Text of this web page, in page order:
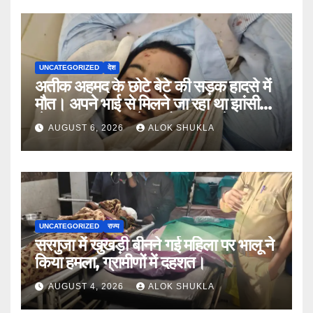
UNCATEGORIZED देश
अतीक अहमद के छोटे बेटे की सड़क हादसे में
मौत। अपने भाई से मिलने जा रहा था झांसी
जेल (सूत्र)। कार में 5 लोग सवार थे।
AUGUST 6, 2026 ALOK SHUKLA
UNCATEGORIZED राज्य
सरगुजा में खुखड़ी बीनने गई महिला पर भालू ने
किया हमला, ग्रामीणों में दहशत।
AUGUST 4, 2026 ALOK SHUKLA